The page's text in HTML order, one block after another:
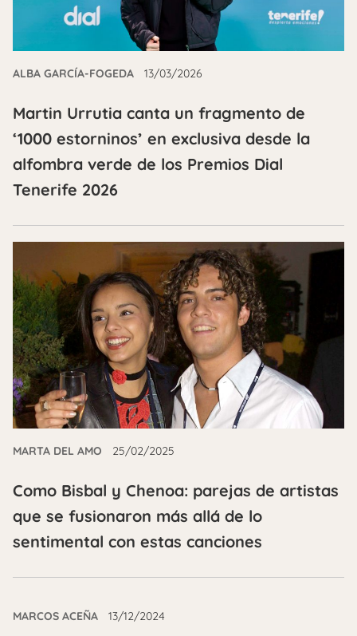
ALBA GARCÍA-FOGEDA 13/03/2026
Martin Urrutia canta un fragmento de
‘1000 estorninos’ en exclusiva desde la
alfombra verde de los Premios Dial
Tenerife 2026
MARTA DEL AMO 25/02/2025
Como Bisbal y Chenoa: parejas de artistas
que se fusionaron más allá de lo
sentimental con estas canciones
MARCOS ACEÑA 13/12/2024